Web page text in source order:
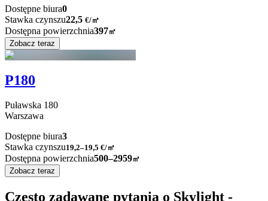
Dostępne biura0
Stawka czynszu22,5 €/㎡
Dostępna powierzchnia397㎡
Zobacz teraz
P180
Puławska 180
Warszawa
Dostępne biura3
Stawka czynszu19,2–19,5 €/㎡
Dostępna powierzchnia500–2959㎡
Zobacz teraz
Często zadawane pytania o Skylight -